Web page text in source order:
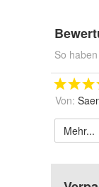
So
Von:
Mehr...